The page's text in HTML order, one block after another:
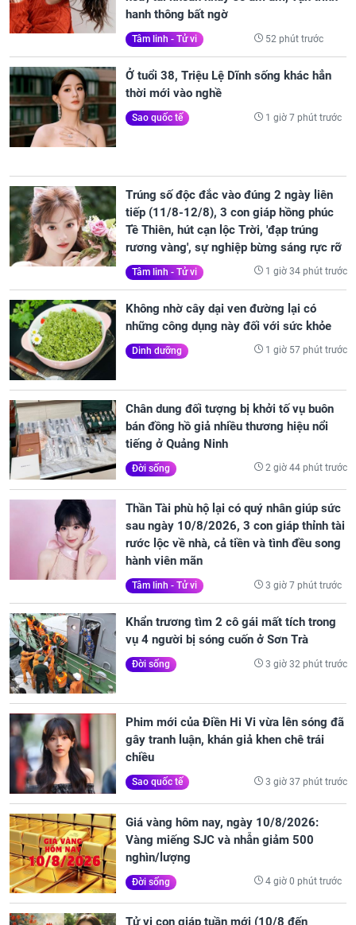
hanh thông bất ngờ
Tâm linh - Tử vi 52 phút trước
Ở tuổi 38, Triệu Lệ Dĩnh sống khác hẳn
thời mới vào nghề
Sao quốc tế 1 giờ 7 phút trước
Trúng số độc đắc vào đúng 2 ngày liên
tiếp (11/8-12/8), 3 con giáp hồng phúc
Tề Thiên, hút cạn lộc Trời, 'đạp trúng
rương vàng', sự nghiệp bừng sáng rực rỡ
Tâm linh - Tử vi 1 giờ 34 phút trước
Không nhờ cây dại ven đường lại có
những công dụng này đối với sức khỏe
Dinh dưỡng 1 giờ 57 phút trước
Chân dung đối tượng bị khởi tố vụ buôn
bán đồng hồ giả nhiều thương hiệu nổi
tiếng ở Quảng Ninh
Đời sống 2 giờ 44 phút trước
Thần Tài phù hộ lại có quý nhân giúp sức
sau ngày 10/8/2026, 3 con giáp thỉnh tài
rước lộc về nhà, cả tiền và tình đều song
hành viên mãn
Tâm linh - Tử vi 3 giờ 7 phút trước
Khẩn trương tìm 2 cô gái mất tích trong
vụ 4 người bị sóng cuốn ở Sơn Trà
Đời sống 3 giờ 32 phút trước
Phim mới của Điền Hi Vi vừa lên sóng đã
gây tranh luận, khán giả khen chê trái
chiều
Sao quốc tế 3 giờ 37 phút trước
Giá vàng hôm nay, ngày 10/8/2026:
Vàng miếng SJC và nhẫn giảm 500
nghìn/lượng
Đời sống 4 giờ 0 phút trước